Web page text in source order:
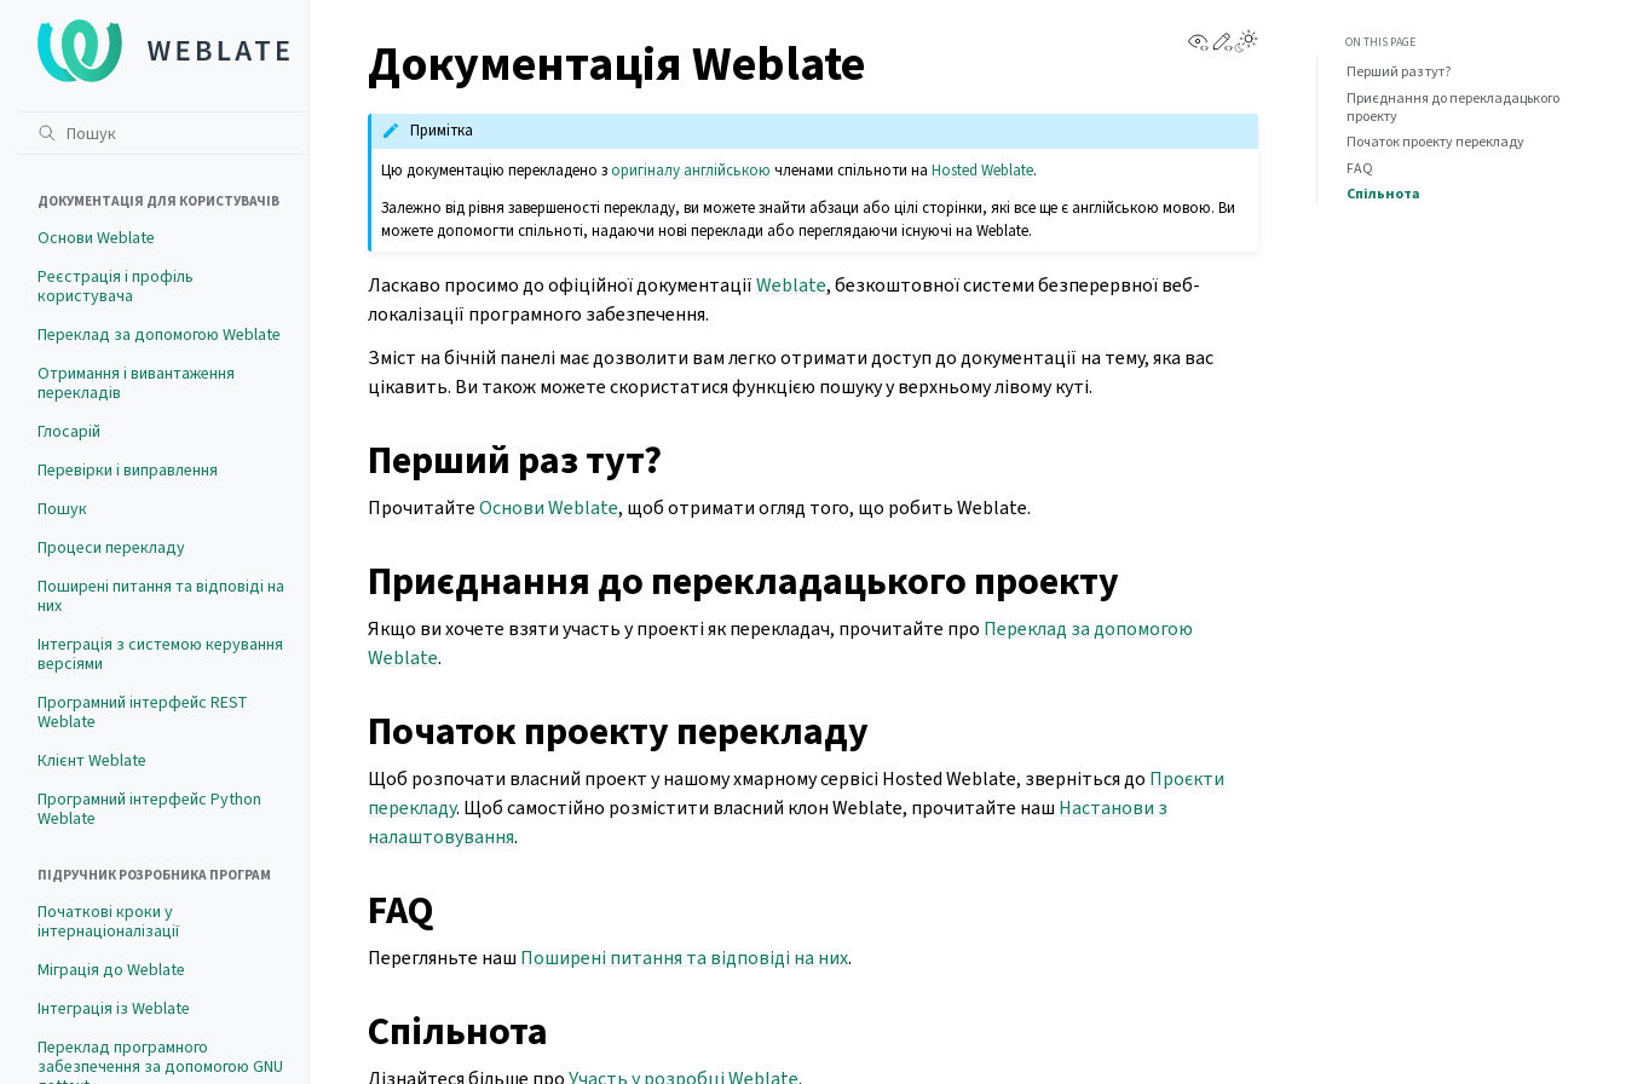
ДОКУМЕНТАЦІЯ ДЛЯ КОРИСТУВАЧІВ
Основи Weblate
Реєстрація і профіль
користувача
Переклад за допомогою Weblate
Отримання і вивантаження
перекладів
Глосарій
Перевірки і виправлення
Пошук
Процеси перекладу
Поширені питання та відповіді на
них
Інтеграція з системою керування
версіями
Програмний інтерфейс REST
Weblate
Клієнт Weblate
Програмний інтерфейс Python
Weblate
ПІДРУЧНИК РОЗРОБНИКА ПРОГРАМ
Початкові кроки у
інтернаціоналізації
Міграція до Weblate
Інтеграція із Weblate
Переклад програмного
забезпечення за допомогою GNU
View this page
Edit this page
Документація Weblate
Примітка
Цю документацію перекладено зоригіналу англійською членами спільноти наHosted Weblate.
Залежно від рівня завершеності перекладу, ви можете знайти абзаци або цілі сторінки, які все ще є англійською мовою. Ви
можете допомогти спільноті, надаючи нові переклади або переглядаючи існуючі на Weblate.
Ласкаво просимо до офіційної документаціїWeblate, безкоштовної системи безперервної веб-
локалізації програмного забезпечення.
Зміст на бічній панелі має дозволити вам легко отримати доступ до документації на тему, яка вас
цікавить. Ви також можете скористатися функцією пошуку у верхньому лівому куті.
Перший раз тут?
ПрочитайтеОснови Weblate, щоб отримати огляд того, що робить Weblate.
Приєднання до перекладацького проекту
Якщо ви хочете взяти участь у проекті як перекладач, прочитайте про Переклад за допомогою
Weblate.
Початок проекту перекладу
Щоб розпочати власний проект у нашому хмарному сервісі Hosted Weblate, зверніться до Проєкти
перекладу. Щоб самостійно розмістити власний клон Weblate, прочитайте наш Настанови з
налаштовування.
FAQ
Перегляньте наш Поширені питання та відповіді на них.
Спільнота
Дізнайтеся більше проУчасть у розробці Weblate.
ON THIS PAGE
Перший раз тут?
Приєднання до перекладацького
проекту
Початок проекту перекладу
FAQ
Спільнота